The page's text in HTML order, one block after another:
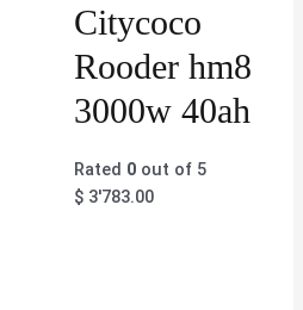
Citycoco
Rooder hm8
3000w 40ah
Rated 0out of 5
$3'783.00